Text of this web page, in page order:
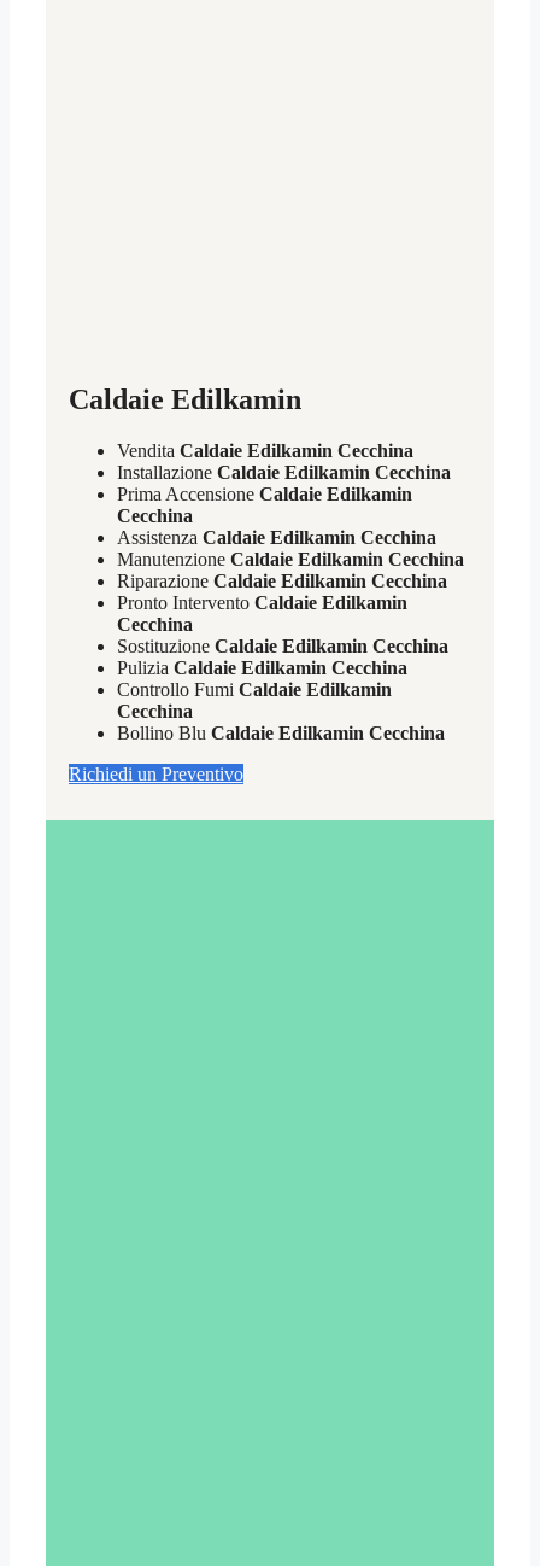
Caldaie Edilkamin
Vendita Caldaie Edilkamin Cecchina
Installazione Caldaie Edilkamin Cecchina
Prima Accensione Caldaie Edilkamin
Cecchina
Assistenza Caldaie Edilkamin Cecchina
Manutenzione Caldaie Edilkamin Cecchina
Riparazione Caldaie Edilkamin Cecchina
Pronto Intervento Caldaie Edilkamin
Cecchina
Sostituzione Caldaie Edilkamin Cecchina
Pulizia Caldaie Edilkamin Cecchina
Controllo Fumi Caldaie Edilkamin
Cecchina
Bollino Blu Caldaie Edilkamin Cecchina
Richiedi un Preventivo